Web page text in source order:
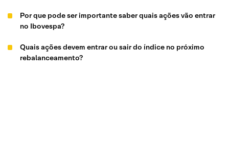
Por que pode ser importante saber quais ações vão entrar
no Ibovespa?
Quais ações devem entrar ou sair do índice no próximo
rebalanceamento?